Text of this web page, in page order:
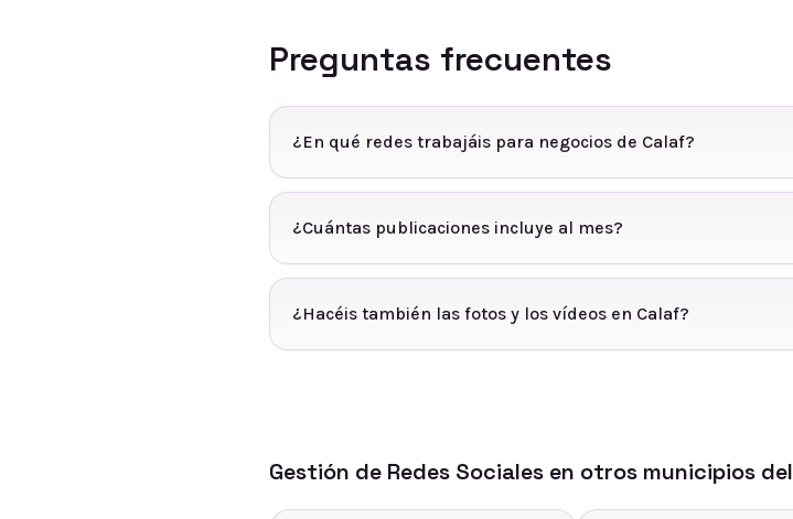
Preguntas frecuentes
¿En qué redes trabajáis para negocios de Calaf?
¿Cuántas publicaciones incluye al mes?
¿Hacéis también las fotos y los vídeos en Calaf?
Gestión de Redes Sociales en otros municipios del